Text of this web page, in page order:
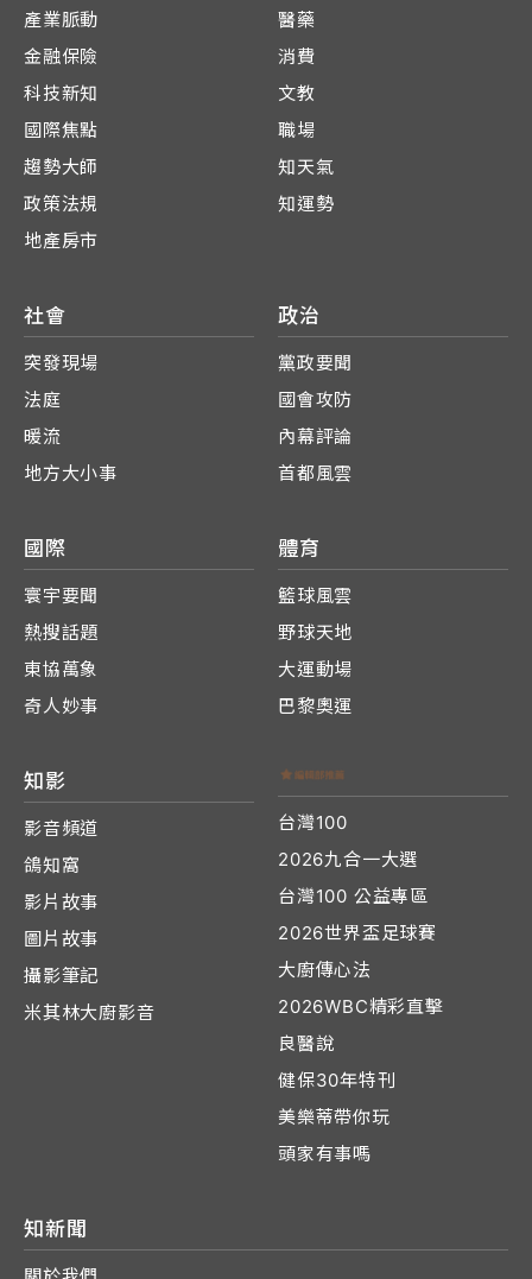
產業脈動
金融保險
科技新知
國際焦點
趨勢大師
政策法規
地產房市
醫藥
消費
文教
職場
知天氣
知運勢
社會
突發現場
法庭
暖流
地方大小事
政治
黨政要聞
國會攻防
內幕評論
首都風雲
國際
寰宇要聞
熱搜話題
東協萬象
奇人妙事
體育
籃球風雲
野球天地
大運動場
巴黎奧運
知影
影音頻道
鴿知窩
影片故事
圖片故事
攝影筆記
米其林大廚影音
台灣100
2026九合一大選
台灣100 公益專區
2026世界盃足球賽
大廚傳心法
2026WBC精彩直擊
良醫說
健保30年特刊
美樂蒂帶你玩
頭家有事嗎
知新聞